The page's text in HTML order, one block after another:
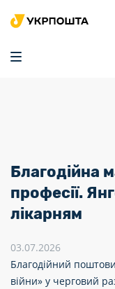
Головна
Маркет
Відділення
Філателія
Кар’єра
Для бізнесу
Благодійна
професії.
лікарням
03.07.2026
Благодійний
війни» у черговий